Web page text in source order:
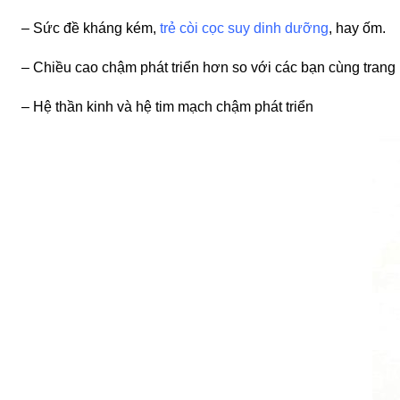
– Sức đề kháng kém, trẻ còi cọc suy dinh dưỡng, hay ốm.
– Chiều cao chậm phát triển hơn so với các bạn cùng
– Hệ thần kinh và hệ tim mạch chậm phát triển